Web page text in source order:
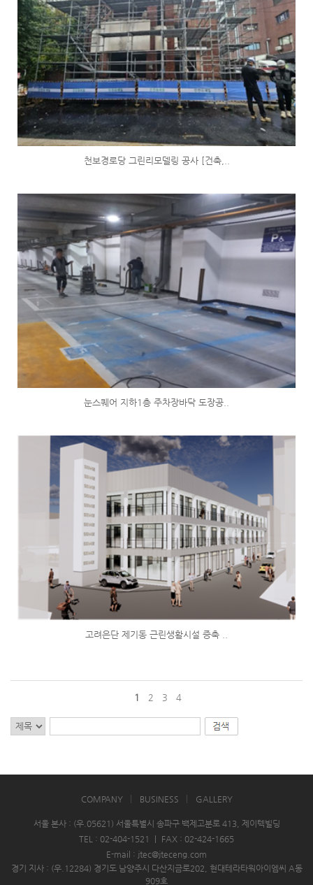
천보경로당 그린리모델링 공사 [건축,..
눈스퀘어 지하1층 주차장바닥 도장공..
고려은단 제기동 근린생활시설 증축 ..
1 2 3 4
COMPANY BUSINESS GALLERY
서울 본사 : (우.05621) 서울특별시 송파구 백제고분로 413, 제이텍빌딩
TEL : 02-404-1521
FAX : 02-424-1665
E-mail : jtec@jteceng.com
경기 지사 : (우.12284) 경기도 남양주시 다산지금로202, 현대테라타워아이엠씨 A동
909호